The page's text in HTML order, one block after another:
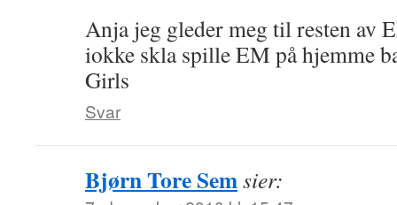
Anja jeg gleder meg til resten av
iokke skla spille EM på hjemme
Girls
Svar
Bjørn Tore Semsier: